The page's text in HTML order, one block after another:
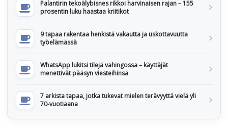
Palantirin tekoälybisnes rikkoi harvinaisen rajan – 155
prosentin luku haastaa kriitikot
9 tapaa rakentaa henkistä vakautta ja uskottavuutta
työelämässä
WhatsApp lukitsi tilejä vahingossa – käyttäjät
menettivät pääsyn viesteihinsä
7 arkista tapaa, jotka tukevat mielen terävyyttä vielä yli
70-vuotiaana